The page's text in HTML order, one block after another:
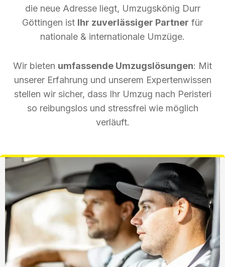
die neue Adresse liegt, Umzugskönig Durr
Göttingen ist Ihr zuverlässiger Partner für
nationale & internationale Umzüge.
Wir bieten umfassende Umzugslösungen: Mit
unserer Erfahrung und unserem Expertenwissen
stellen wir sicher, dass Ihr Umzug nach Peristeri
so reibungslos und stressfrei wie möglich
verläuft.